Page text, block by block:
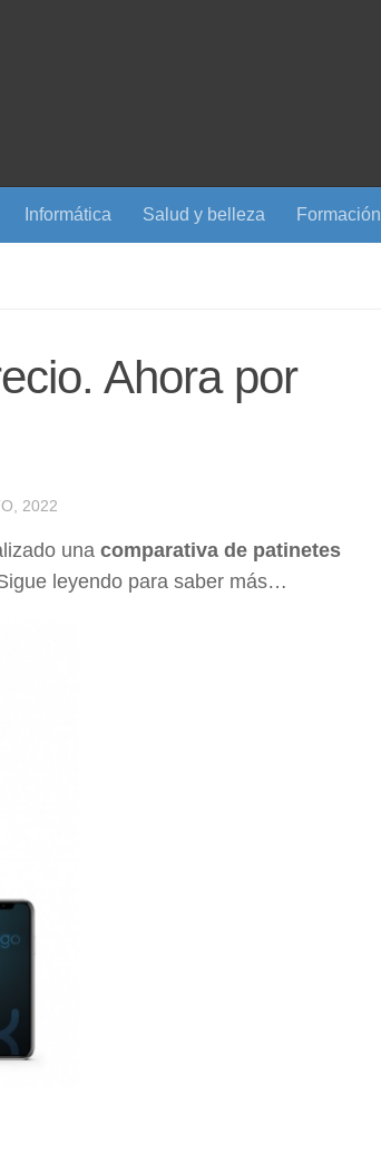
Informática Salud y belleza Formación
Ahora por
2022
una comparativa de patinetes
leyendo para saber más…